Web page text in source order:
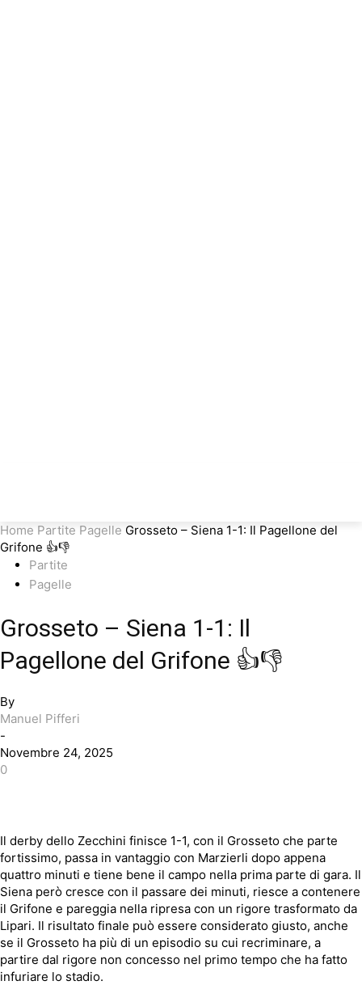
Home Partite Pagelle Grosseto – Siena 1-1: Il Pagellone del
Grifone 👍👎
Partite
Pagelle
Grosseto – Siena 1-1: Il
Pagellone del Grifone 👍👎
By
Manuel Pifferi
-
Novembre 24, 2025
0
Il derby dello Zecchini finisce 1-1, con il Grosseto che parte
fortissimo, passa in vantaggio con Marzierli dopo appena
quattro minuti e tiene bene il campo nella prima parte di gara. Il
Siena però cresce con il passare dei minuti, riesce a contenere
il Grifone e pareggia nella ripresa con un rigore trasformato da
Lipari. Il risultato finale può essere considerato giusto, anche
se il Grosseto ha più di un episodio su cui recriminare, a
partire dal rigore non concesso nel primo tempo che ha fatto
infuriare lo stadio.